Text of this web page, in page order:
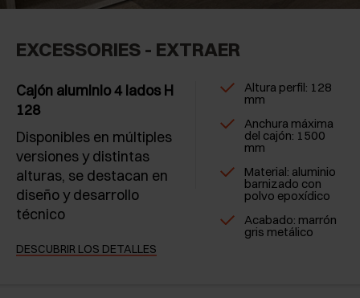
EXCESSORIES - EXTRAER
Cajón aluminio 4 lados H
128
Disponibles en múltiples
versiones y distintas
alturas, se destacan en
diseño y desarrollo
técnico
DESCUBRIR LOS DETALLES
Altura perfil: 128
mm
Anchura máxima
del cajón: 1500
mm
Material: aluminio
barnizado con
polvo epoxídico
Acabado: marrón
gris metálico